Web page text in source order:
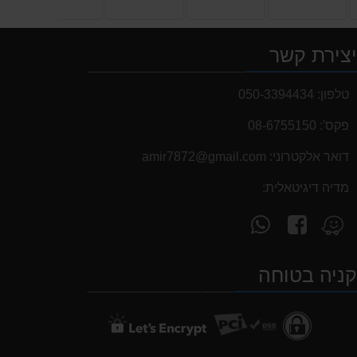
יצירת קשר
טלפון: 050-3394434
פקס': 08-6755150
דואר אלקטרוני: ‫amir7872@gmail.com‬
מדיה דיגיטאלית:
מצא
אותנו
Waze
עקוב
אחרינו
facebookקניה בטוחה